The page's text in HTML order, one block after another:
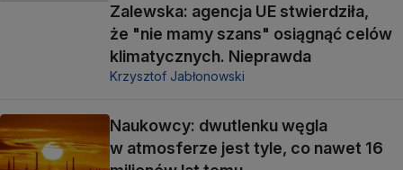
Zalewska: agencja UE stwierdziła,
że "nie mamy szans" osiągnąć celów
klimatycznych. Nieprawda
Krzysztof Jabłonowski
Naukowcy: dwutlenku węgla
w atmosferze jest tyle, co nawet 16